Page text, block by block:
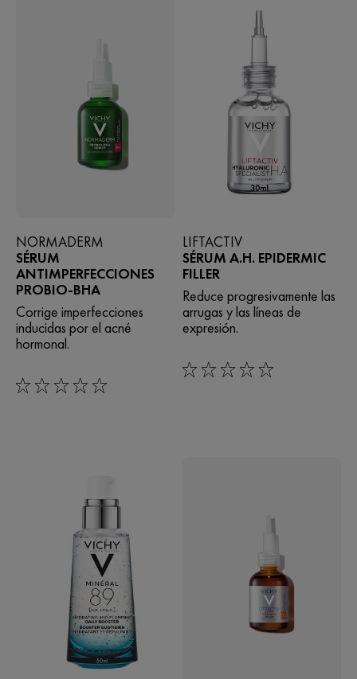
NORMADERM
SÉRUM
ANTIMPERFECCIONES
PROBIO-BHA
Corrige imperfecciones
inducidas por el acné
hormonal.
0/5
LIFTACTIV
SÉRUM A.H. EPIDERMIC
FILLER
Reduce progresivamente las
arrugas y las líneas de
expresión.
0/5